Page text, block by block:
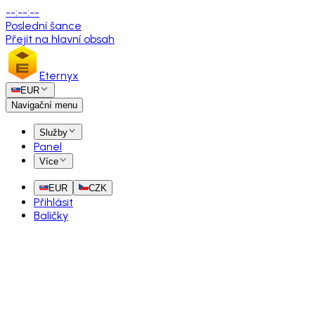
--:--:--
Poslední šance
Přejít na hlavní obsah
Eternyx
EUR
Navigační menu
Služby
Panel
Více
EUR CZK
Přihlásit
Balíčky